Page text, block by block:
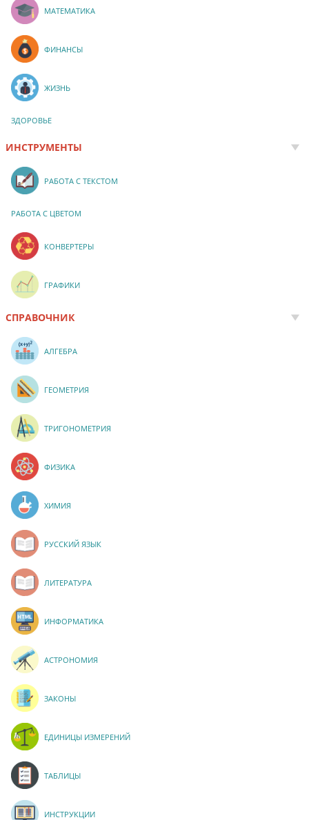
МАТЕМАТИКА
ФИНАНСЫ
ЖИЗНЬ
ЗДОРОВЬЕ
ИНСТРУМЕНТЫ
РАБОТА С ТЕКСТОМ
РАБОТА С ЦВЕТОМ
КОНВЕРТЕРЫ
ГРАФИКИ
СПРАВОЧНИК
АЛГЕБРА
ГЕОМЕТРИЯ
ТРИГОНОМЕТРИЯ
ФИЗИКА
ХИМИЯ
РУССКИЙ ЯЗЫК
ЛИТЕРАТУРА
ИНФОРМАТИКА
АСТРОНОМИЯ
ЗАКОНЫ
ЕДИНИЦЫ ИЗМЕРЕНИЙ
ТАБЛИЦЫ
ИНСТРУКЦИИ